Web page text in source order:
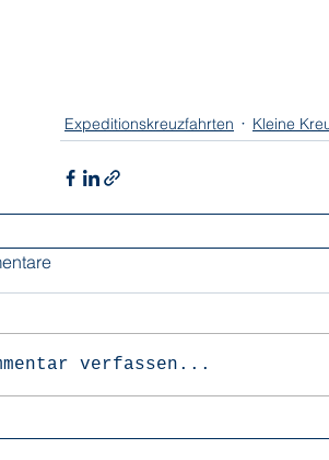
Expeditionskreuzfahrten Kleine
verfassen...